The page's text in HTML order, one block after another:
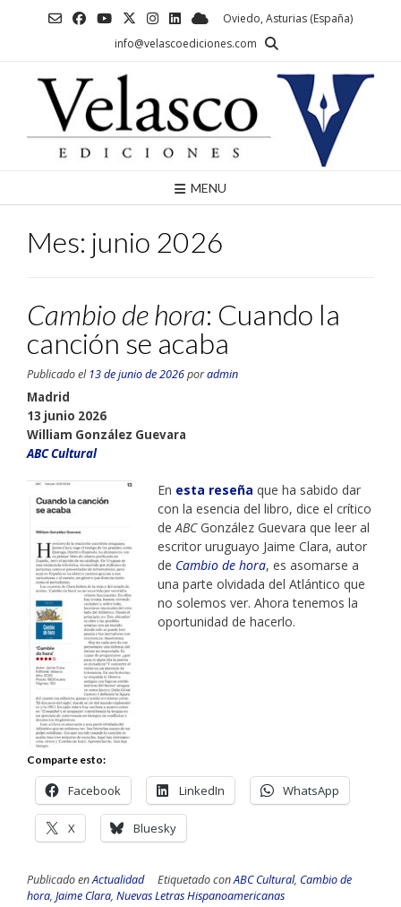
Oviedo, Asturias (España)
info@velascoediciones.com
MENU
Mes: junio 2026
Cambio de hora: Cuando la
canción se acaba
Publicado el 13 de junio de 2026poradmin
Madrid
13 junio 2026
William González Guevara
ABC Cultural
En esta reseña que ha sabido dar
con la esencia del libro, dice el crítico
de ABCGonzález Guevara que leer al
escritor uruguayo Jaime Clara, autor
de Cambio de hora, es asomarse a
una parte olvidada del Atlántico que
no solemos ver. Ahora tenemos la
oportunidad de hacerlo.
Comparte esto:
Facebook LinkedIn WhatsApp
X Bluesky
Publicado enActualidad Etiquetado conABC Cultural, Cambio de
hora, Jaime Clara, Nuevas Letras Hispanoamericanas